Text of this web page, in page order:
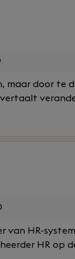
door te
van HR-
HR op